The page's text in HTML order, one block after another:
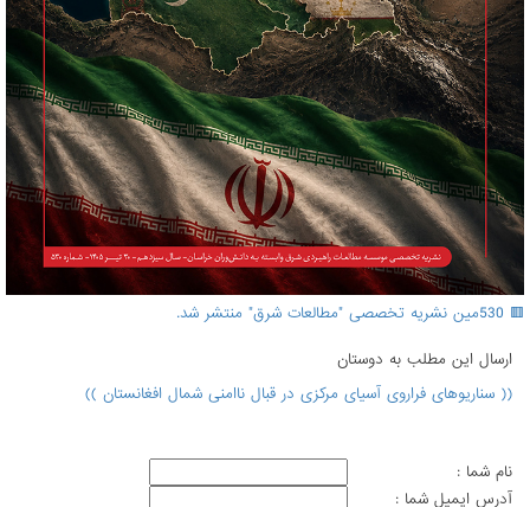
🟥 530مین نشریه تخصصی "مطالعات شرق" منتشر شد.
ارسال اين مطلب به دوستان
(( سناریوهای فراروی آسیای مرکزی در قبال ناامنی شمال افغانستان ))
نام شما :
آدرس ايميل شما :